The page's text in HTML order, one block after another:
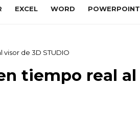
EXCEL WORD POWERPOINT
de 3D STUDIO
tiempo real al